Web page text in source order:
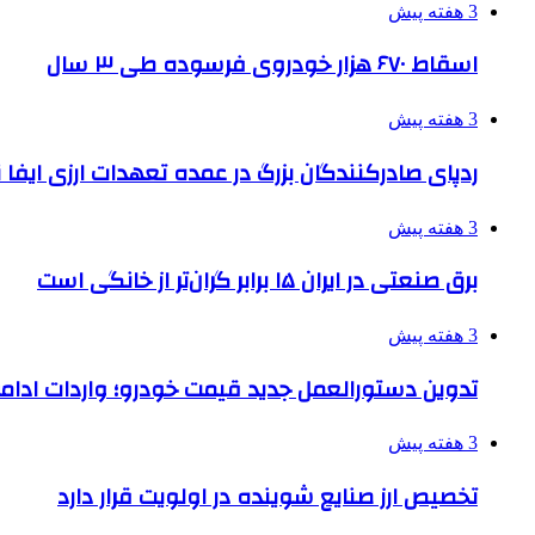
3 هفته پیش
اسقاط ۶۷۰ هزار خودروی فرسوده طی ۳ سال
3 هفته پیش
ردپای صادرکنندگان بزرگ در عمده تعهدات ارزی
3 هفته پیش
برق صنعتی در ایران ۱۵ برابر گران‌تر از خانگی است
3 هفته پیش
تدوین دستورالعمل جدید قیمت خودرو؛ واردات
3 هفته پیش
تخصیص ارز صنایع شوینده در اولویت قرار دارد